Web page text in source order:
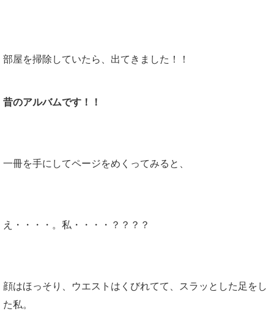
部屋を掃除していたら、出てきました！！
昔のアルバムです！！
一冊を手にしてページをめくってみると、
え・・・・。私・・・・？？？？
顔はほっそり、ウエストはくびれてて、スラッとした足をし
た私。